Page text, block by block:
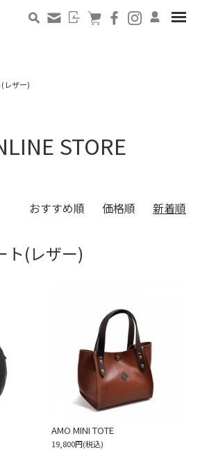
(レザー)
STORE
おすすめ順 価格順 新着順
ト(レザー)
AMO MINI TOTE
19,800円(税込)